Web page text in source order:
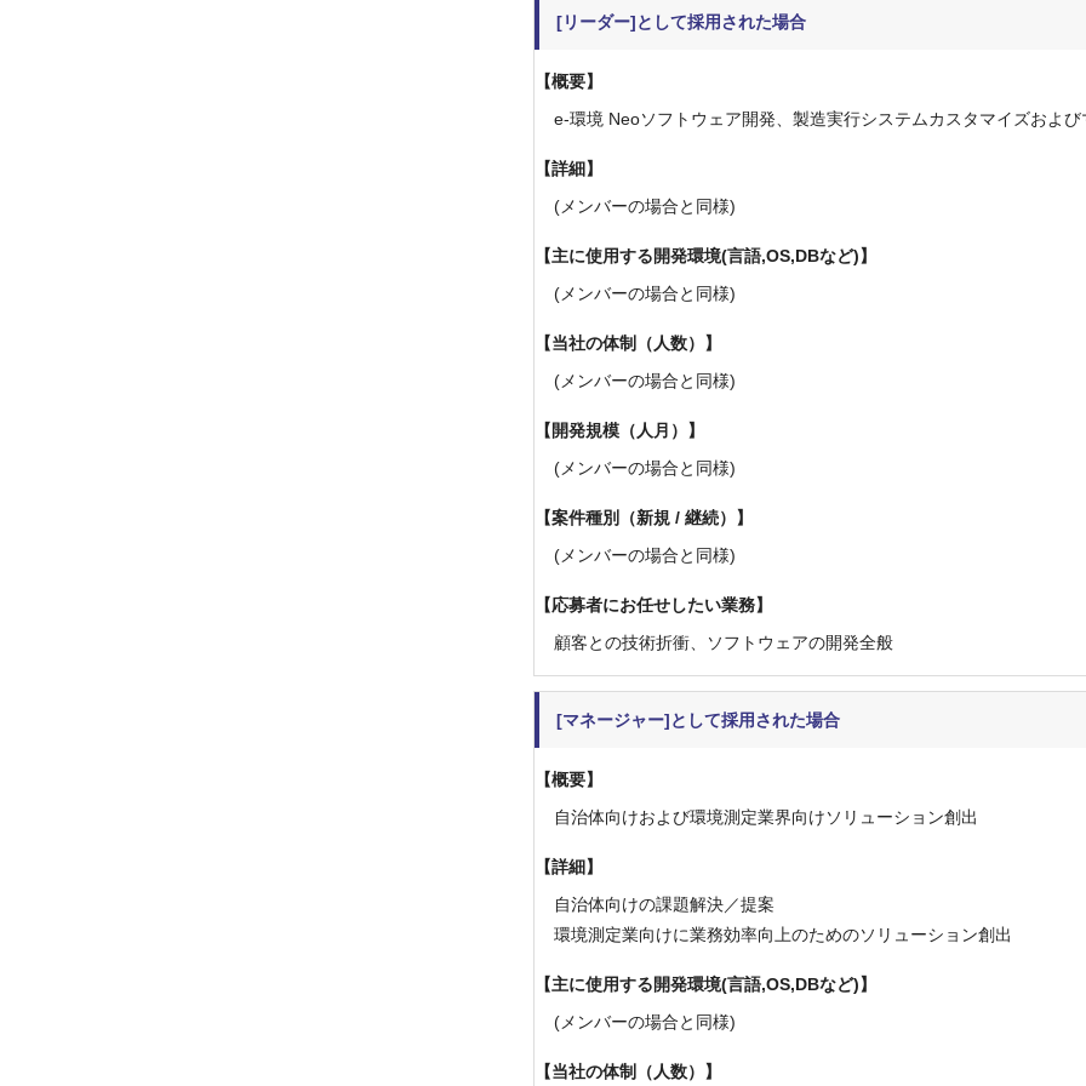
[リーダー]として採用された場合
概要
e-環境 Neoソフトウェア開発、製造実行システムカスタマイズおよ
詳細
(メンバーの場合と同様)
主に使用する開発環境(言語,OS,DBなど)
(メンバーの場合と同様)
当社の体制（人数）
(メンバーの場合と同様)
開発規模（人月）
(メンバーの場合と同様)
案件種別（新規 / 継続）
(メンバーの場合と同様)
応募者にお任せしたい業務
顧客との技術折衝、ソフトウェアの開発全般
[マネージャー]として採用された場合
概要
自治体向けおよび環境測定業界向けソリューション創出
詳細
自治体向けの課題解決／提案
環境測定業向けに業務効率向上のためのソリューション創出
主に使用する開発環境(言語,OS,DBなど)
(メンバーの場合と同様)
当社の体制（人数）